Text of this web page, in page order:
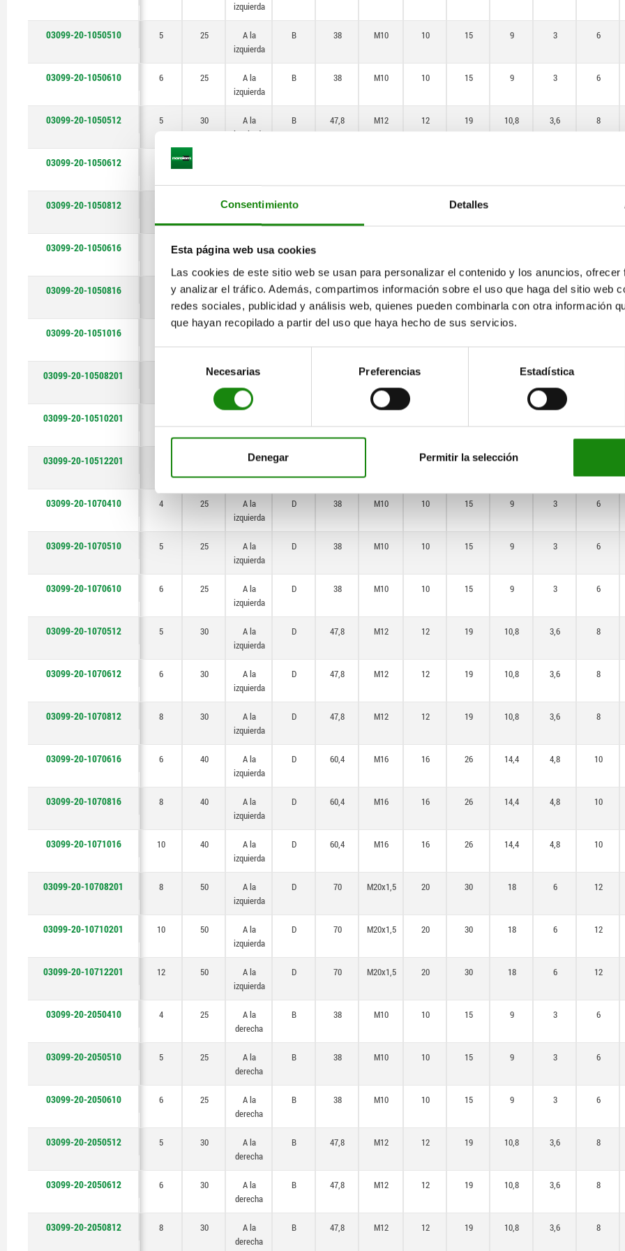
Consentimiento Detalles
Esta página web usa cookies
Las cookies de este sitio web se usan para personalizar el contenido y los anuncios,
y analizar el tráfico. Además, compartimos información sobre el uso que haga del sitio web
redes sociales, publicidad y análisis web, quienes pueden combinarla con otra información
que hayan recopilado a partir del uso que haya hecho de sus servicios.
consentimiento
Necesarias Preferencias Estadística
Denegar Permitir la selección
izquierda
izquierda
izquierda
izquierda
izquierda
izquierda
izquierda
izquierda
izquierda
izquierda
izquierda
izquierda
izquierda
izquierda
izquierda
izquierda
izquierda
izquierda
izquierda
izquierda
izquierda
izquierda
izquierda
izquierda
derecha
derecha
derecha
derecha
derecha
derecha
derecha
derecha
derecha
derecha
derecha
derecha
derecha
derecha
derecha
derecha
derecha
derecha
derecha
derecha
derecha
derecha
derecha
derecha
izquierda
03099-20-1050510 5 25
A la
izquierda
B 38 M10 10 15 9 3 6
03099-20-1050610 6 25
A la
izquierda
B 38 M10 10 15 9 3 6
03099-20-1050512 5 30
A la
izquierda
B 47,8 M12 12 19 10,8 3,6 8
03099-20-1050612
03099-20-1050812
A la
B 19
03099-20-1050616 40
A la
B
03099-20-1050816 40
A la
izquierda
B 60,4 M16 16 26 14,4 4,8 10
03099-20-1051016
izquierda
03099-20-10508201 50
A la
izquierda
M20x1,5 6
03099-20-10510201
03099-20-10512201
A la
izquierda
20 30 18
03099-20-1070410 4 25
A la
izquierda
D 38 M10 10 15 9 3 6
03099-20-1070510 5 25
A la
izquierda
D 38 M10 10 15 9 3 6
03099-20-1070610 6 25
A la
izquierda
D 38 M10 10 15 9 3 6
03099-20-1070512 5 30
A la
izquierda
D 47,8 M12 12 19 10,8 3,6 8
03099-20-1070612 6 30
A la
izquierda
D 47,8 M12 12 19 10,8 3,6 8
03099-20-1070812 8 30
A la
izquierda
D 47,8 M12 12 19 10,8 3,6 8
03099-20-1070616 6 40
A la
izquierda
D 60,4 M16 16 26 14,4 4,8 10
03099-20-1070816 8 40
A la
izquierda
D 60,4 M16 16 26 14,4 4,8 10
03099-20-1071016 10 40
A la
izquierda
D 60,4 M16 16 26 14,4 4,8 10
03099-20-10708201 8 50
A la
izquierda
D 70 M20x1,5 20 30 18 6 12
03099-20-10710201 10 50
A la
izquierda
D 70 M20x1,5 20 30 18 6 12
03099-20-10712201 12 50
A la
izquierda
D 70 M20x1,5 20 30 18 6 12
03099-20-2050410 4 25
A la
derecha
B 38 M10 10 15 9 3 6
03099-20-2050510 5 25
A la
derecha
B 38 M10 10 15 9 3 6
03099-20-2050610 6 25
A la
derecha
B 38 M10 10 15 9 3 6
03099-20-2050512 5 30
A la
derecha
B 47,8 M12 12 19 10,8 3,6 8
03099-20-2050612 6 30
A la
derecha
B 47,8 M12 12 19 10,8 3,6 8
03099-20-2050812 8 30
A la
derecha
B 47,8 M12 12 19 10,8 3,6 8